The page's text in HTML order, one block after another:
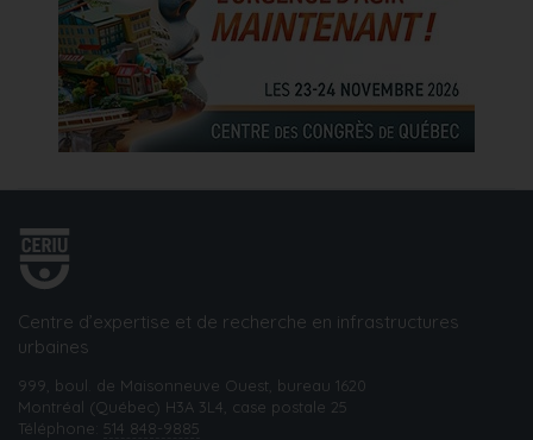
Centre d’expertise et de recherche en infrastructures
urbaines
999, boul. de Maisonneuve Ouest, bureau 1620
Montréal (Québec) H3A 3L4, case postale 25
Téléphone: 514 848-9885